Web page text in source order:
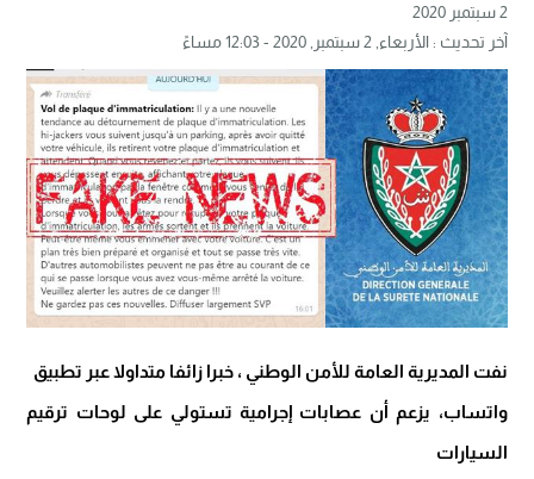
2 سبتمبر 2020
آخر تحديث :الأربعاء, 2 سبتمبر, 2020 - 12:03 مساءً
نفت المديرية العامة للأمن الوطني ، خبرا زائفا متداولا عبر تطبيق
واتساب، يزعم أن عصابات إجرامية تستولي على لوحات ترقيم
السيارات